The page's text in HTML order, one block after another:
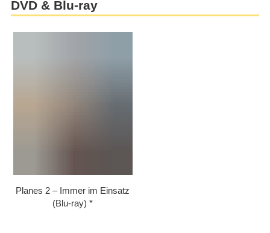
DVD & Blu-ray
Planes 2 – Immer im Einsatz
(Blu-ray)